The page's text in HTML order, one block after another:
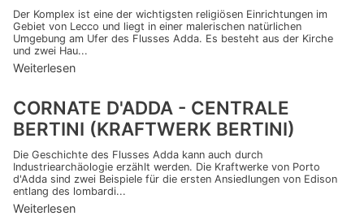
Der Komplex ist eine der wichtigsten religiösen Einrichtungen im
Gebiet von Lecco und liegt in einer malerischen natürlichen
Umgebung am Ufer des Flusses Adda. Es besteht aus der Kirche
und zwei Hau...
Weiterlesen
CORNATE D'ADDA - CENTRALE
BERTINI (KRAFTWERK BERTINI)
Die Geschichte des Flusses Adda kann auch durch
Industriearchäologie erzählt werden. Die Kraftwerke von Porto
d'Adda sind zwei Beispiele für die ersten Ansiedlungen von Edison
entlang des lombardi...
Weiterlesen